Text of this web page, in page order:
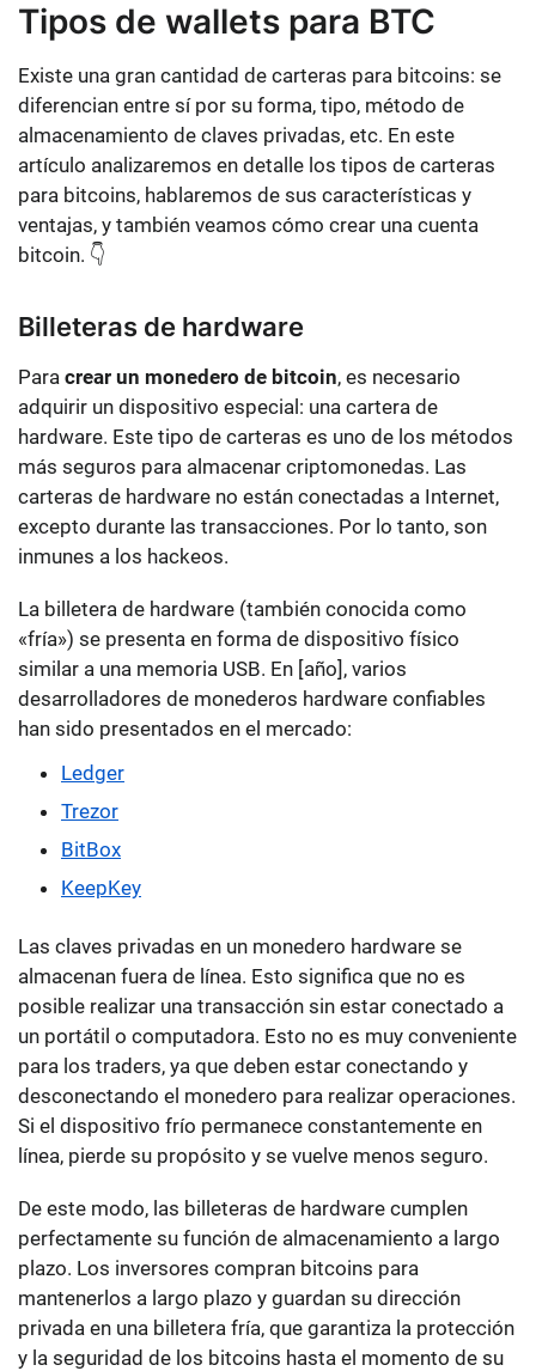
Tipos de wallets para BTC
Existe una gran cantidad de carteras para bitcoins: se
diferencian entre sí por su forma, tipo, método de
almacenamiento de claves privadas, etc. En este
artículo analizaremos en detalle los tipos de carteras
para bitcoins, hablaremos de sus características y
ventajas, y también veamos cómo crear una cuenta
bitcoin. 👇
Billeteras de hardware
Para crear un monedero de bitcoin, es necesario
adquirir un dispositivo especial: una cartera de
hardware. Este tipo de carteras es uno de los métodos
más seguros para almacenar criptomonedas. Las
carteras de hardware no están conectadas a Internet,
excepto durante las transacciones. Por lo tanto, son
inmunes a los hackeos.
La billetera de hardware (también conocida como
«fría») se presenta en forma de dispositivo físico
similar a una memoria USB. En [año], varios
desarrolladores de monederos hardware confiables
han sido presentados en el mercado:
Ledger
Trezor
BitBox
KeepKey
Las claves privadas en un monedero hardware se
almacenan fuera de línea. Esto significa que no es
posible realizar una transacción sin estar conectado a
un portátil o computadora. Esto no es muy conveniente
para los traders, ya que deben estar conectando y
desconectando el monedero para realizar operaciones.
Si el dispositivo frío permanece constantemente en
línea, pierde su propósito y se vuelve menos seguro.
De este modo, las billeteras de hardware cumplen
perfectamente su función de almacenamiento a largo
plazo. Los inversores compran bitcoins para
mantenerlos a largo plazo y guardan su dirección
privada en una billetera fría, que garantiza la protección
y la seguridad de los bitcoins hasta el momento de su